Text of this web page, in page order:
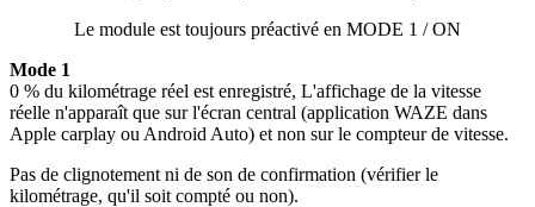
Le module est toujours préactivé en MODE 1 / ON
Mode 1
0 % du kilométrage réel est enregistré, L'affichage de la vitesse
réelle n'apparaît que sur l'écran central (application WAZE dans
Apple carplay ou Android Auto) et non sur le compteur de vitesse.
Pas de clignotement ni de son de confirmation (vérifier le
kilométrage, qu'il soit compté ou non).